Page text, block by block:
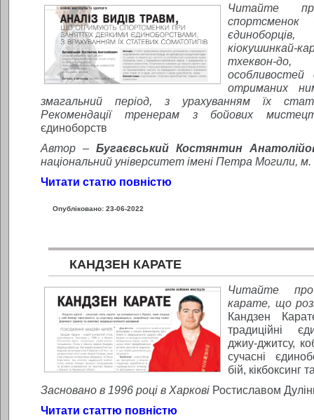
Читайте
тхеквон-
отриманих
змагальний період, з урахуванням їх
Рекомендації тренерам з бойових
єдиноборств
Автор – Бугаєвський Костянтин
національний університет імені Петра Могили, м.
Читати статю повністю
Опубліковано: 23-06-2022
КАНДЗЕН КАРАТЕ
Читайте
карате, що
Кандзен
традиційні
джиу-джитсу,
сучасні
бій, кікбоксинг
Засновано в 1996 році в Харкові Ростиславом
Читати статтю повністю